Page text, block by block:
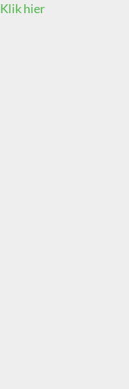
Klik hier